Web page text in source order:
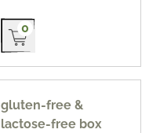
Přidat do košíku
0
gluten-free, lactose-
free
gluten-free &
lactose-free box